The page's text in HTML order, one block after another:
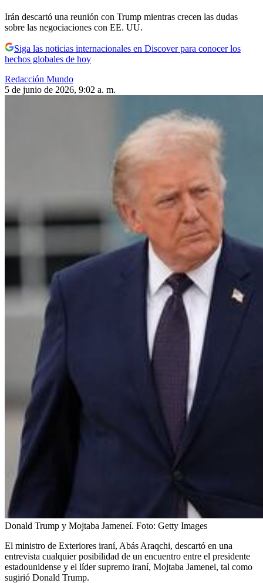
Irán descartó una reunión con Trump mientras crecen las dudas
sobre las negociaciones con EE. UU.
Siga las noticias internacionales en Discover para conocer los
hechos globales de hoy
Redacción Mundo
5 de junio de 2026, 9:02 a. m.
Donald Trump y Mojtaba Jameneí. Foto: Getty Images
El ministro de Exteriores iraní, Abás Araqchi, descartó en una
entrevista cualquier posibilidad de un encuentro entre el presidente
estadounidense y el líder supremo iraní, Mojtaba Jamenei, tal como
sugirió Donald Trump.